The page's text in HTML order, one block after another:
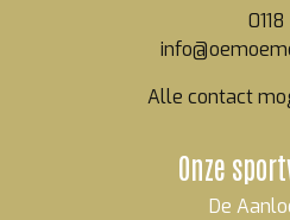
0118
Alle contact
Onze
De